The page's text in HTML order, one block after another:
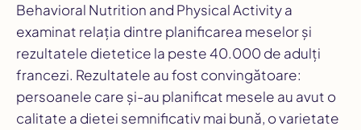
Behavioral Nutrition and Physical Activitya
examinat relația dintre planificarea meselor și
rezultatele dietetice la peste 40.000 de adulți
francezi. Rezultatele au fost convingătoare:
persoanele care și-au planificat mesele au avut o
calitate a dietei semnificativ mai bună, o varietate